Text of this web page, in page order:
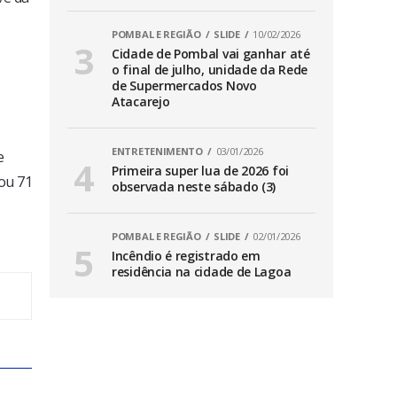
71
POMBAL E REGIÃO SLIDE 10/02/2026
Cidade de Pombal vai ganhar até
o final de julho, unidade da Rede
de Supermercados Novo
Atacarejo
ENTRETENIMENTO 03/01/2026
Primeira super lua de 2026 foi
observada neste sábado (3)
POMBAL E REGIÃO SLIDE 02/01/2026
Incêndio é registrado em
residência na cidade de Lagoa